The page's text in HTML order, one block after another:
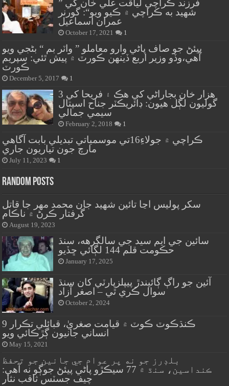
” فرزند ڪراچي لياقت علي خان کي
شهيد به ڪراچي ۾ ڪيو ويو“: گورنر
عمران اسماعيل
October 17, 2021 1
پيئڻ جو صاف پاڻي وارو معاملو ” واٽر بم “ بڻجي ويو
آهي،وڏو وزير اربع ڏينهن ڪورٽ ۾ پيش ٿئي: سپريم
ڪورٽ
December 5, 2017 1
هزار خان بجاراڻي کي هڪ ۽ فريحا کي 3
گوليون لڳل هيون: ڊائريڪٽر جناح اسپتال
سيمي جمالي
February 2, 2018 1
ڪراچي ۾ جولاءِ16تي موسمياتي تبديلي بابت آگاهي
مارچ جون تياريون جاري
July 11, 2023 1
Random Posts
سکر پوليس اڃا تائين شهيد جان محمد مهر جا قاتل
گرفتار ڪرڻ ۾ ناڪام
August 19, 2023
سائين جي ايم سيد جي سالگرهه، سنڌ
حڪومت قلم 144 لڳائي ڇڏيو
January 17, 2025
آئين جو راڳ ڳائيندڙ پيپلزپارٽي کان سنڌ
سوال ڪري ٿي – اصغر آزاد
October 2, 2024
ڪنڌڪوٽ ڪوٽ ۾ قيامت صغريٰ، قبائلي تڪرار 9
انساني جانيون ڳڙڪائي ويو
May 15, 2021
بلڊرز جو نه پر عوام جي جانين جو تحفظ
ڪنداسين، سنڌ ۾ 77 سيڪڙو پاڻي پيئڻ جوڳو نه آهي:
چيف جسٽس ثاقب نثار